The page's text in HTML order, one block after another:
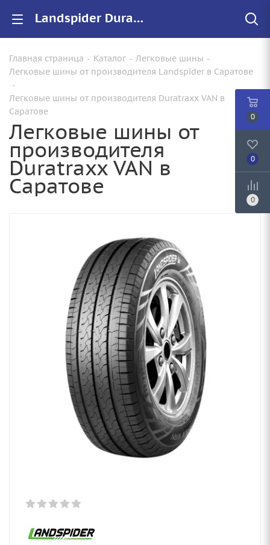
Landspider Duratraxx VAN купить в Саратове, цены на резину Duratraxx VAN для авто
Главная страница - Каталог - Легковые шины -
Легковые шины от производителя Landspider в Саратове
-
Легковые шины от производителя Duratraxx VAN в
Саратове
Легковые шины от
производителя
Duratraxx VAN в
Саратове
0
0
0